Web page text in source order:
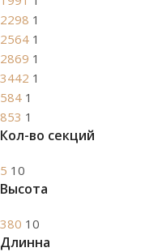
2298 1
2564 1
2869 1
3442 1
584 1
853 1
Кол-во секций
5 10
Высота
380 10
Длинна